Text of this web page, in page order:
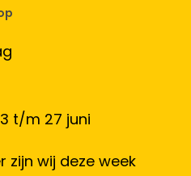
t/m 27 juni
zijn wij deze week